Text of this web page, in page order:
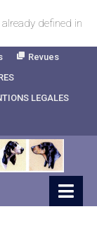
already defined in
Revues
LEGALES